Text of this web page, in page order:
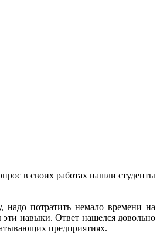
в своих работах нашли студенты
надо потратить немало времени на
эти навыки. Ответ нашелся довольно
предприятиях.